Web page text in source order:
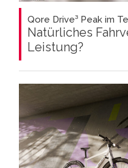
Qore Drive³ Peak im
Natürliches
Leistung?